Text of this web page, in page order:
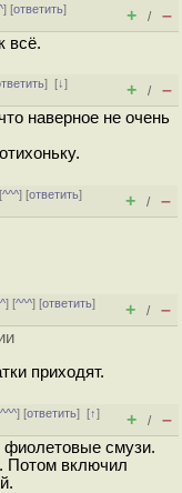
] [ответить]
+ / –
всё.
][↓]
+ / –
наверное не очень
^^^] [ответить]
+ / –
] [^^^] [ответить]
+ / –
приходят.
^^^] [ответить][↑]
+ / –
фиолетовые смузи.
Потом включил